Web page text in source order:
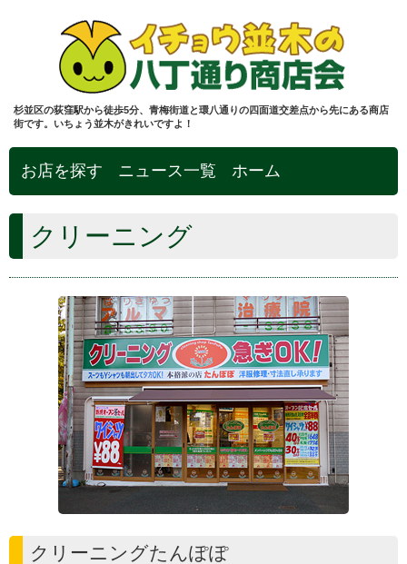
杉並区の荻窪駅から徒歩5分、青梅街道と環八通りの四面道交差点から先にある商店
街です。いちょう並木がきれいですよ！
お店を探す ニュース一覧 ホーム
クリーニング
クリーニングたんぽぽ